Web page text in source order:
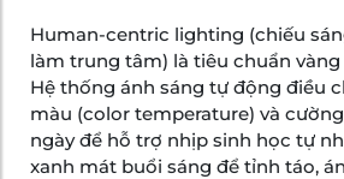
Human-centric lighting (chiếu
làm trung tâm) là tiêu chuẩn
Hệ thống ánh sáng tự động điều
màu (color temperature) và
ngày để hỗ trợ nhịp sinh học tự
xanh mát buổi sáng để tỉnh táo,